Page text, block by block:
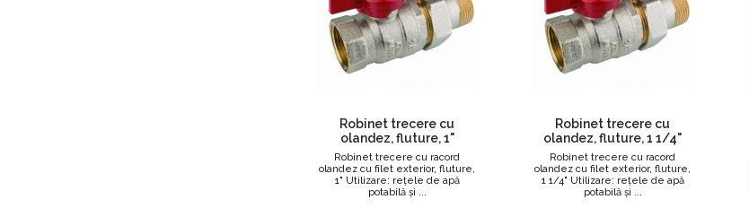
Robinet trecere cu
olandez, fluture, 1"
Robinet trecere cu racord
olandez cu filet exterior, fluture,
1" Utilizare: reţele de apă
potabilă şi ...
Robinet trecere cu
olandez, fluture, 1 1/4"
Robinet trecere cu racord
olandez cu filet exterior, fluture,
1 1/4" Utilizare: reţele de apă
potabilă şi ...